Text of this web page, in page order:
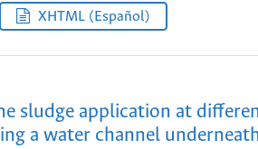
XHTML (Español)
sludge application at
a water channel